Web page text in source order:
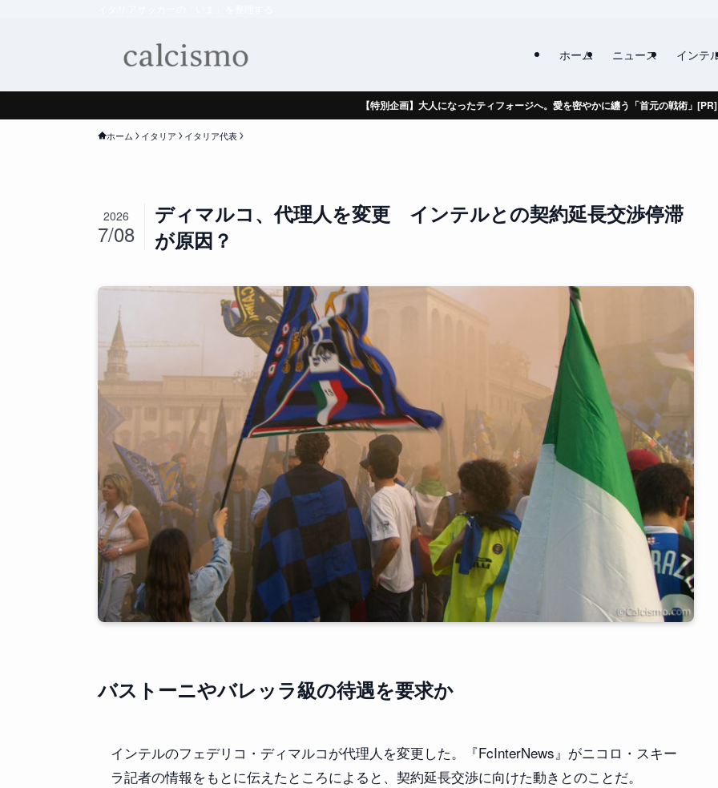
ホーム ニュース インテ
【特別企画】大人になったティフォージへ。愛を密やかに纏う「首元の戦術」[PR]
ホーム イタリア イタリア代表
ディマルコ、代理人を変更 インテルとの契約延長交渉停滞
が原因？
2026
7/08
バストーニやバレッラ級の待遇を要求か
インテルのフェデリコ・ディマルコが代理人を変更した。『FcInterNews』がニコロ・スキー
ラ記者の情報をもとに伝えたところによると、契約延長交渉に向けた動きとのことだ。